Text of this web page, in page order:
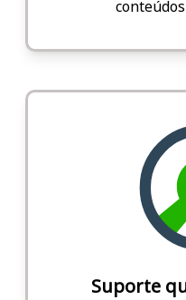
Suporte